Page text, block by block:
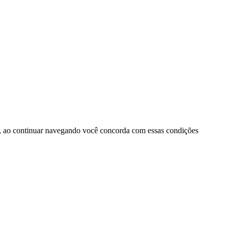
ao continuar navegando você concorda com essas condições